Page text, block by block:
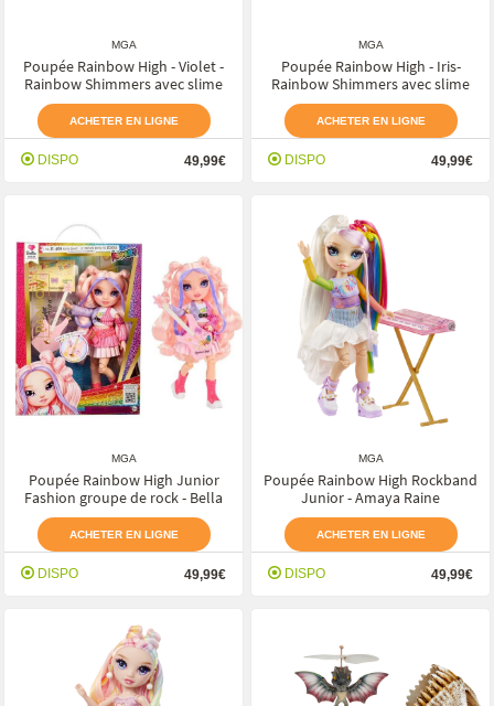
MGA
Poupée Rainbow High - Violet -
Rainbow Shimmers avec slime
ACHETER EN LIGNE
DISPO 49,99€
MGA
Poupée Rainbow High - Iris-
Rainbow Shimmers avec slime
ACHETER EN LIGNE
DISPO 49,99€
MGA
Poupée Rainbow High Junior
Fashion groupe de rock - Bella
ACHETER EN LIGNE
DISPO 49,99€
MGA
Poupée Rainbow High Rockband
Junior - Amaya Raine
ACHETER EN LIGNE
DISPO 49,99€